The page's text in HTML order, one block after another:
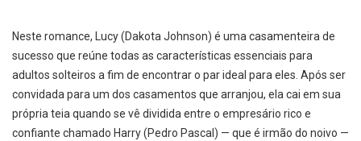
Neste romance, Lucy (Dakota Johnson) é uma casamenteira de
sucesso que reúne todas as características essenciais para
adultos solteiros a fim de encontrar o par ideal para eles. Após ser
convidada para um dos casamentos que arranjou, ela cai em sua
própria teia quando se vê dividida entre o empresário rico e
confiante chamado Harry (Pedro Pascal) — que é irmão do noivo —